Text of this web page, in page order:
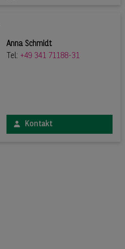
Anna Schmidt
Tel: +49 341 71188-31
Kontakt